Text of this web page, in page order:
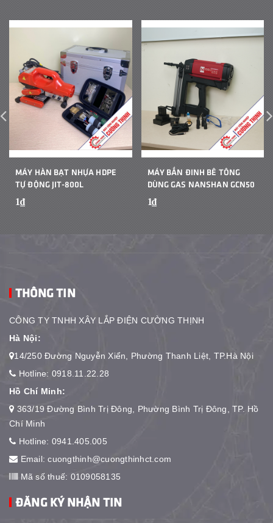
MÁY HÀN BẠT NHỰA HDPE
TỰ ĐỘNG JIT-800L
1₫
MÁY BẮN ĐINH BÊ TÔNG
DÙNG GAS NANSHAN GCN50
1₫
THÔNG TIN
CÔNG TY TNHH XÂY LẮP ĐIỆN CƯỜNG THỊNH
Hà Nội:
14/250 Đường Nguyễn Xiển, Phường Thanh Liệt, TP.Hà Nội
Hotline: 0918.11.22.28
Hồ Chí Minh:
363/19 Đường Bình Trị Đông, Phường Bình Trị Đông, TP. Hồ
Chí Minh
Hotline: 0941.405.005
Email:cuongthinh@cuongthinhct.com
Mã số thuế: 0109058135
ĐĂNG KÝ NHẬN TIN